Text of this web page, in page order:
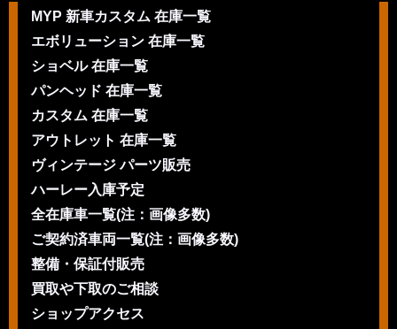
MYP 新車カスタム 在庫一覧
エボリューション 在庫一覧
ショベル 在庫一覧
パンヘッド 在庫一覧
カスタム 在庫一覧
アウトレット 在庫一覧
ヴィンテージ パーツ販売
ハーレー入庫予定
全在庫車一覧(注：画像多数)
ご契約済車両一覧(注：画像多数)
整備・保証付販売
買取や下取のご相談
ショップアクセス